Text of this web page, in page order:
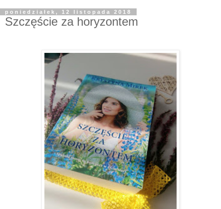
poniedziałek, 12 listopada 2018
Szczęście za horyzontem